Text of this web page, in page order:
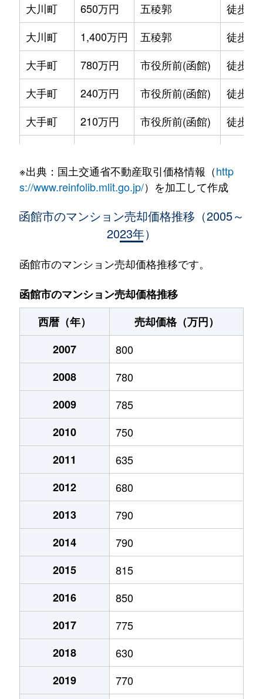
大川町
650万円 五稜郭
徒歩13
大川町
1,400万円 五稜郭
徒歩7
大手町
780万円 市役所前(函館)
徒歩2
大手町
240万円 市役所前(函館)
徒歩2
大手町
210万円 市役所前(函館)
徒歩2
大森町
330万円 松風町
徒歩5
2,400万円 五稜郭
五稜郭町
520万円 五稜郭
末広町
230万円 十字街
末広町
240万円 十字街
千代台町
3,100万円
千代台町
2,400万円
富岡町
1,700万円
富岡町
590万円
1,700万円
深堀町
1,400万円
深堀町
480万円
船見町
2,000万円
弁天町
780万円
1,200万円
750万円
430万円
宮前町
170万円
※出典：国土交通省不動産取引価格情報（http
s://www.reinfolib.mlit.go.jp/）を加工して作成
函館市のマンション売却価格推移（2005～
2023年）
函館市のマンション売却価格推移です。
函館市のマンション売却価格推移
西暦（年）
売却価格（万円）
2007
800
2008
780
2009
785
2010
750
2011
635
2012
680
2013
790
2014
790
2015
815
2016
850
2017
775
2018
630
2019
770